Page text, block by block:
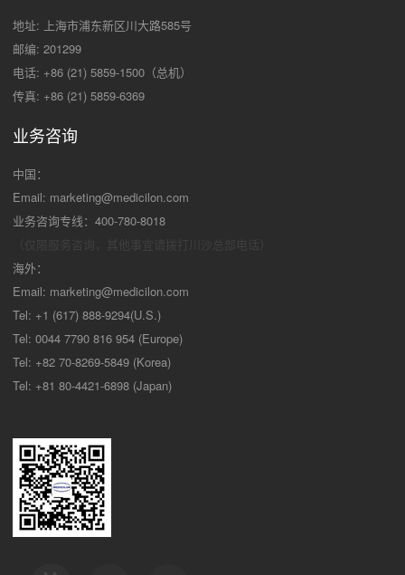
地址: 上海市浦东新区川大路585号
邮编: 201299
电话: +86 (21) 5859-1500（总机）
传真: +86 (21) 5859-6369
业务咨询
中国：
Email: marketing@medicilon.com
业务咨询专线：400-780-8018
海外：
Email: marketing@medicilon.com
Tel: +1 (617) 888-9294(U.S.)
Tel: 0044 7790 816 954 (Europe)
Tel: +82 70-8269-5849 (Korea)
Tel: +81 80-4421-6898 (Japan)